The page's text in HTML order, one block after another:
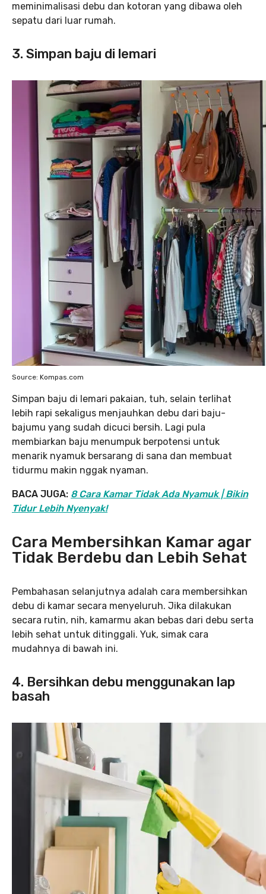
meminimalisasi debu dan kotoran yang dibawa oleh
sepatu dari luar rumah.
3. Simpan baju di lemari
Source: Kompas.com
Simpan baju di lemari pakaian, tuh, selain terlihat
lebih rapi sekaligus menjauhkan debu dari baju-
bajumu yang sudah dicuci bersih. Lagi pula
membiarkan baju menumpuk berpotensi untuk
menarik nyamuk bersarang di sana dan membuat
tidurmu makin nggak nyaman.
BACA JUGA: 8 Cara Kamar Tidak Ada Nyamuk | Bikin
Tidur Lebih Nyenyak!
Cara Membersihkan Kamar agar
Tidak Berdebu dan Lebih Sehat
Pembahasan selanjutnya adalah cara membersihkan
debu di kamar secara menyeluruh. Jika dilakukan
secara rutin, nih, kamarmu akan bebas dari debu serta
lebih sehat untuk ditinggali. Yuk, simak cara
mudahnya di bawah ini.
4. Bersihkan debu menggunakan lap
basah